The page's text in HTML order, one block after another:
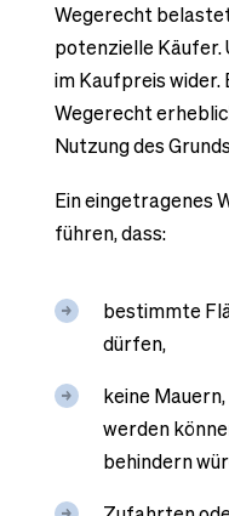
Wegerecht
potenzielle Käufer.
im Kaufpreis wider.
Wegerecht
Nutzung des
Ein eingetragenes
führen, dass:
bestimmte
dürfen,
keine
werden
behindern